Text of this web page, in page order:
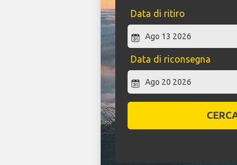
Data di ritiro
Data di riconsegna